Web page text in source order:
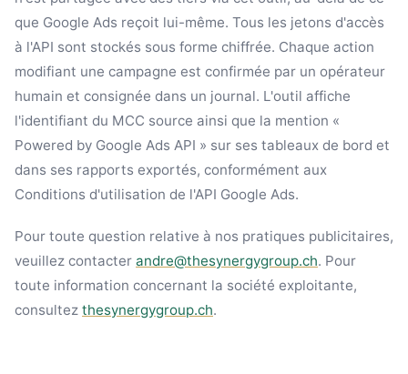
que Google Ads reçoit lui-même. Tous les jetons d'accès
à l'API sont stockés sous forme chiffrée. Chaque action
modifiant une campagne est confirmée par un opérateur
humain et consignée dans un journal. L'outil affiche
l'identifiant du MCC source ainsi que la mention «
Powered by Google Ads API » sur ses tableaux de bord et
dans ses rapports exportés, conformément aux
Conditions d'utilisation de l'API Google Ads.
Pour toute question relative à nos pratiques publicitaires,
veuillez contacter andre@thesynergygroup.ch. Pour
toute information concernant la société exploitante,
consultez thesynergygroup.ch.